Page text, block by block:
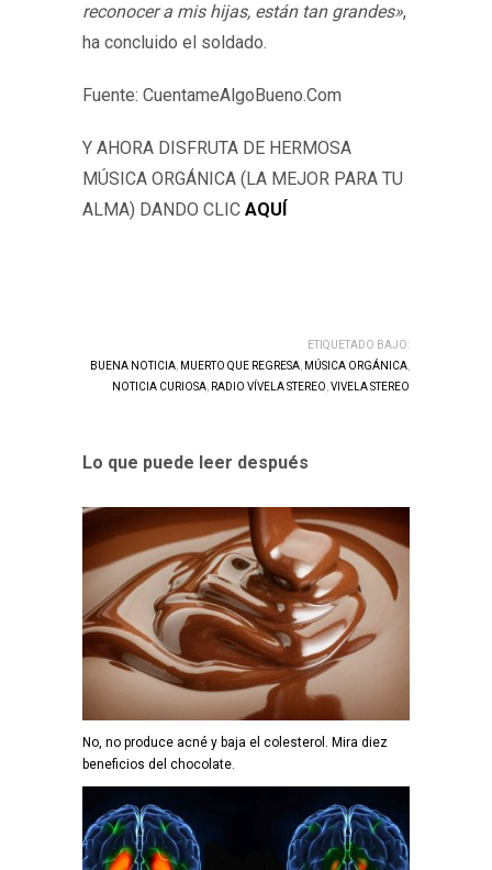
reconocer a mis hijas, están tan grandes»,
ha concluido el soldado.
Fuente: CuentameAlgoBueno.Com
Y AHORA DISFRUTA DE HERMOSA
MÚSICA ORGÁNICA (LA MEJOR PARA TU
ALMA) DANDO CLIC AQUÍ
ETIQUETADO BAJO:
BUENA NOTICIA, MUERTO QUE REGRESA, MÚSICA ORGÁNICA,
NOTICIA CURIOSA, RADIO VÍVELA STEREO,VIVELA STEREO
Lo que puede leer después
No, no produce acné y baja el colesterol. Mira diez
beneficios del chocolate.